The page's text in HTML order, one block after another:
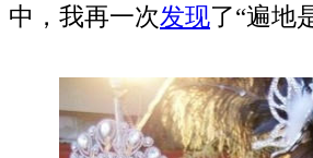
中，我再一次发现了“遍地